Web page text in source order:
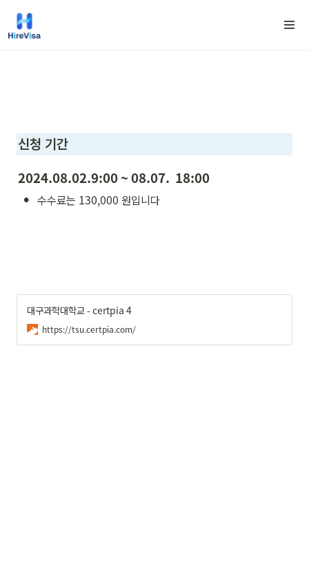
신청 기간
2024.08.02.9:00 ~ 08.07.  18:00
• 수수료는 130,000 원입니다
대구과학대학교 - certpia 4
https://tsu.certpia.com/